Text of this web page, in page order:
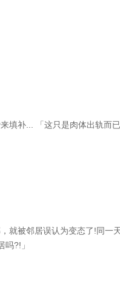
填补... 「这只是肉体出轨而
就被邻居误认为变态了!同一
?!」